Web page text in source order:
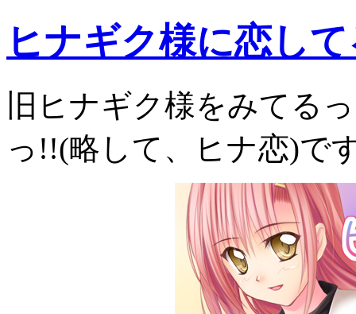
ヒナギク様に恋し
旧ヒナギク様をみてる
っ!!(略して、ヒナ恋)で